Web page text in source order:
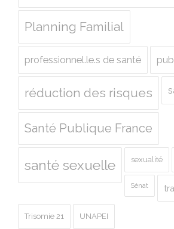
Planning Familial
professionnel.le.s de santé
réduction des risques
Santé Publique France
santé sexuelle sexualité
Sénat
Trisomie 21 UNAPEI